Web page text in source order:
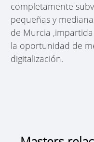
completamente
pequeñas y
de Murcia
la oportunidad de
digitalización.